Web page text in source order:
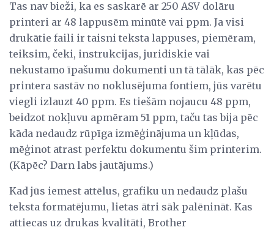
Tas nav bieži, ka es saskarē ar 250 ASV dolāru
printeri ar 48 lappusēm minūtē vai ppm. Ja visi
drukātie faili ir taisni teksta lappuses, piemēram,
teiksim, čeki, instrukcijas, juridiskie vai
nekustamo īpašumu dokumenti un tā tālāk, kas pēc
printera sastāv no noklusējuma fontiem, jūs varētu
viegli izlauzt 40 ppm. Es tiešām nojaucu 48 ppm,
beidzot nokļuvu apmēram 51 ppm, taču tas bija pēc
kāda nedaudz rūpīga izmēģinājuma un kļūdas,
mēģinot atrast perfektu dokumentu šim printerim.
(Kāpēc? Darn labs jautājums.)
Kad jūs iemest attēlus, grafiku un nedaudz plašu
teksta formatējumu, lietas ātri sāk palēnināt. Kas
attiecas uz drukas kvalitāti, Brother